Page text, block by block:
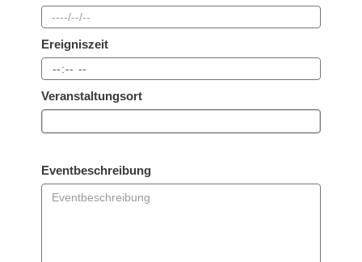
Ereigniszeit
Veranstaltungsort
Eventbeschreibung